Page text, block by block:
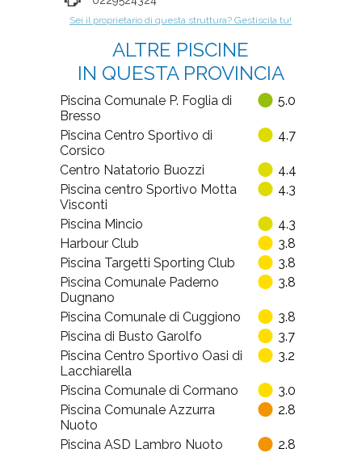
Sei il proprietario di questa struttura? Gestiscila tu!
ALTRE PISCINE
IN QUESTA PROVINCIA
Piscina Comunale P. Foglia di
Bresso
5.0
Piscina Centro Sportivo di
Corsico
4.7
Centro Natatorio Buozzi
4.4
Piscina centro Sportivo Motta
Visconti
4.3
Piscina Mincio
4.3
Harbour Club
3.8
Piscina Targetti Sporting Club
3.8
Piscina Comunale Paderno
Dugnano
3.8
Piscina Comunale di Cuggiono
3.8
Piscina di Busto Garolfo
3.7
Piscina Centro Sportivo Oasi di
Lacchiarella
3.2
Piscina Comunale di Cormano
3.0
Piscina Comunale Azzurra
Nuoto
2.8
Piscina ASD Lambro Nuoto
2.8